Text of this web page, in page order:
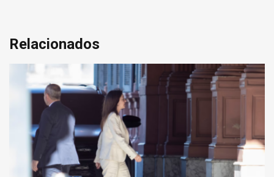
Relacionados